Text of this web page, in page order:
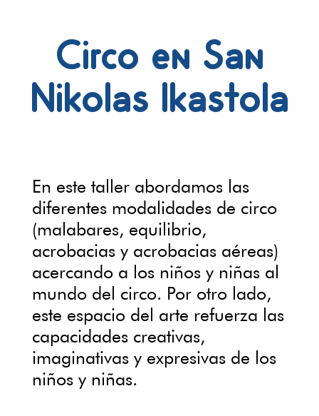
Circo en San
Nikolas Ikastola
En este taller abordamos las
diferentes modalidades de circo
(malabares, equilibrio,
acrobacias y acrobacias aéreas)
acercando a los niños y niñas al
mundo del circo. Por otro lado,
este espacio del arte refuerza las
capacidades creativas,
imaginativas y expresivas de los
niños y niñas.